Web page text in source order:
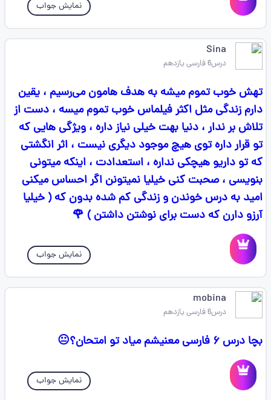
نمایش جواب
Sina
درس6 فارسی یازدهم
تهش خوب تموم میشه به هدف هامون می‌رسیم ، یقین
دارم زندگی مثل اکثر فیلماس خوب تموم میسه ، دست از
تلاش بر ندار ، دنیا بهت خیلی نیاز داره ، ویژگی هایی که
تو قرار داره توی هیچ موجود دیگری نیست ، اثر انگشتی
که تو داریو هیچکی نداره ، استعدادت ، اینکه میتونی
بنویسی ، صحبت کنی خیلیا نمیتونن اگر احساس میکنی
امید به درس خوندن و زندگی کم شده بدون که ( خیلیا
آرزو دارن که دست برای نوشتن داشتن ) 🌹
نمایش جواب
mobina
درس6 فارسی یازدهم
بچا درس ۶ فارسی معنیشم میاد تو امتحان؟😐
نمایش جواب